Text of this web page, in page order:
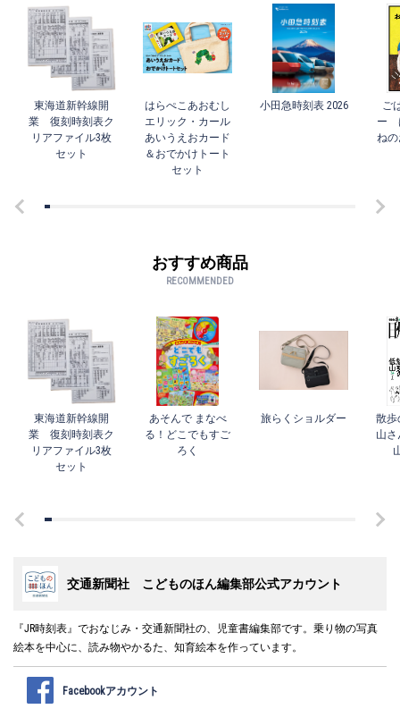
東海道新幹線開
業 復刻時刻表ク
リアファイル3枚
セット
はらぺこあおむし
エリック・カール
あいうえおカード
＆おでかけトート
セット
小田急時刻表 2026
ご
ー
ね
おすすめ商品
RECOMMENDED
東海道新幹線開
業 復刻時刻表ク
リアファイル3枚
セット
あそんで まなべ
る！どこでもすご
ろく
旅らくショルダー
散歩
山さ
交通新聞社 こどものほん編集部公式アカウント
『JR時刻表』でおなじみ・交通新聞社の、児童書編集部です。乗り物の写真
絵本を中心に、読み物やかるた、知育絵本を作っています。
Facebookアカウント